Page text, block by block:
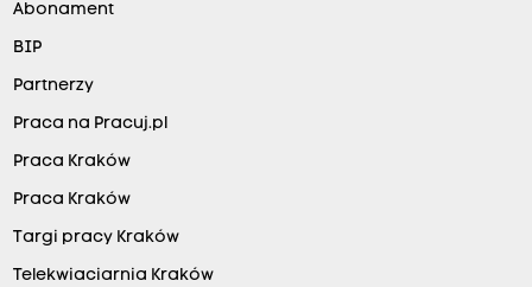
Abonament
BIP
Partnerzy
Praca na Pracuj.pl
Praca Kraków
Praca Kraków
Targi pracy Kraków
Telekwiaciarnia Kraków